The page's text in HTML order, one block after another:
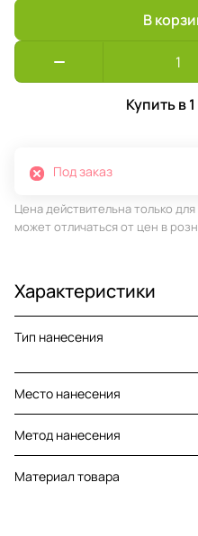
В
Купить в
Под заказ
Цена действительна только
может отличаться от цен в
Характеристики
Тип нанесения
Место нанесения
Метод нанесения
Материал товара